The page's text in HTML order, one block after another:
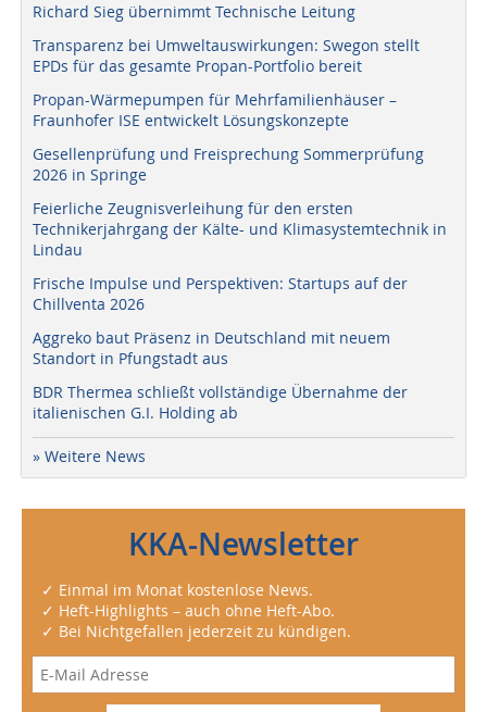
Richard Sieg übernimmt Technische Leitung
Transparenz bei Umweltauswirkungen: Swegon stellt
EPDs für das gesamte Propan-Portfolio bereit
Propan-Wärmepumpen für Mehrfamilienhäuser –
Fraunhofer ISE entwickelt Lösungskonzepte
Gesellenprüfung und Freisprechung Sommerprüfung
2026 in Springe
Feierliche Zeugnisverleihung für den ersten
Technikerjahrgang der Kälte- und Klimasystemtechnik in
Lindau
Frische Impulse und Perspektiven: Startups auf der
Chillventa 2026
Aggreko baut Präsenz in Deutschland mit neuem
Standort in Pfungstadt aus
BDR Thermea schließt vollständige Übernahme der
italienischen G.I. Holding ab
» Weitere News
KKA-Newsletter
✓ Einmal im Monat kostenlose News.
✓ Heft-Highlights – auch ohne Heft-Abo.
✓ Bei Nichtgefallen jederzeit zu kündigen.